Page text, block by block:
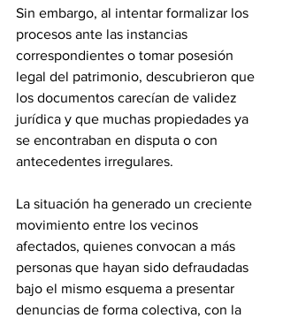
Sin embargo, al intentar formalizar los
procesos ante las instancias
correspondientes o tomar posesión
legal del patrimonio, descubrieron que
los documentos carecían de validez
jurídica y que muchas propiedades ya
se encontraban en disputa o con
antecedentes irregulares.
La situación ha generado un creciente
movimiento entre los vecinos
afectados, quienes convocan a más
personas que hayan sido defraudadas
bajo el mismo esquema a presentar
denuncias de forma colectiva, con la